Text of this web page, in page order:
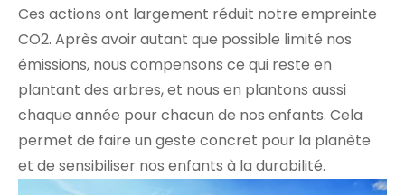
Ces actions ont largement réduit notre empreinte
CO2. Après avoir autant que possible limité nos
émissions, nous compensons ce qui reste en
plantant des arbres, et nous en plantons aussi
chaque année pour chacun de nos enfants. Cela
permet de faire un geste concret pour la planète
et de sensibiliser nos enfants à la durabilité.